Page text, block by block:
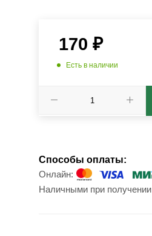
170 ₽
Есть в наличии
Способы оплаты:
Онлайн:
Наличными при получении